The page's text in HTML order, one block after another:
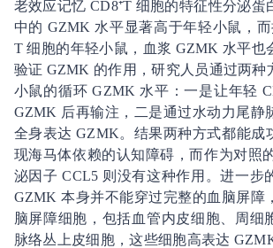
老效应记忆 CD8⁺T 细胞的特征性分泌蛋
中的 GZMK 水平显著高于年轻小鼠，
T 细胞的年轻小鼠，血浆 GZMK 水平也
验证 GZMK 的作用，研究人员通过两种
小鼠的循环 GZMK 水平：一是让年轻
GZMK 后再输注，二是通过水动力尾静
全身表达 GZMK。结果两种方式都能成
现海马体依赖的认知障碍，而作为对照
泌因子 CCL5 则没有这种作用。进一步
GZMK 本身并不能穿过完整的血脑屏障
脑屏障细胞，包括血管内皮细胞、周细
脉络丛上皮细胞，这些细胞高表达